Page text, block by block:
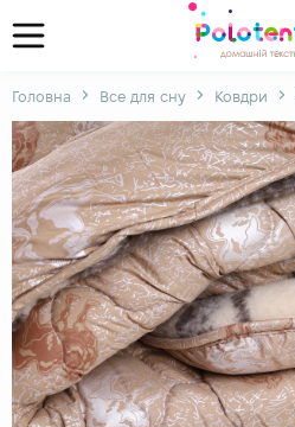
Головна Все для сну Ковдри